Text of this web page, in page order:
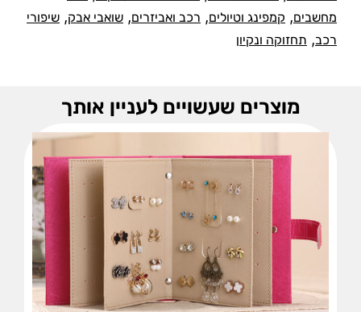
מחשבים, קמפינג וטיולים, רכב ואביזרים, שואבי אבק, שיפורי
רכב, תחזוקה ונקיון
מוצרים שעשויים לעניין אותך